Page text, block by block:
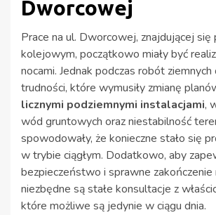
Dworcowej
Prace na ul. Dworcowej, znajdującej
kolejowym, początkowo miały być
nocami. Jednak podczas robót
trudności, które wymusiły zmianę
licznymi podziemnymi instalacjami,
wód gruntowych oraz niestabilność
spowodowały, że konieczne stało się
w trybie ciągłym. Dodatkowo, aby
bezpieczeństwo i sprawne zakończenie
niezbędne są stałe konsultacje z
które możliwe są jedynie w ciągu dnia.